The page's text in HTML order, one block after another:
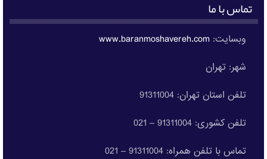
تماس با ما
وبسایت:www.baranmoshavereh.com
شهر: تهران
تلفن استان تهران: 91311004
تلفن کشوری: 91311004 – 021
تماس با تلفن همراه: 91311004 – 021